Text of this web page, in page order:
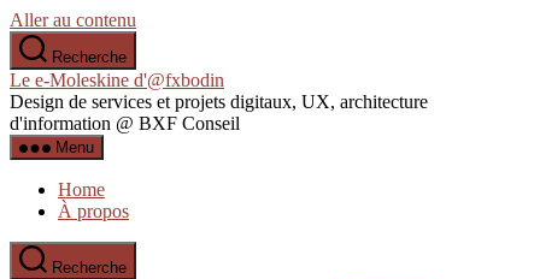
Aller au contenu
Recherche
Le e-Moleskine d'@fxbodin
Design de services et projets digitaux, UX, architecture
d'information @ BXF Conseil
Menu
Home
À propos
Recherche